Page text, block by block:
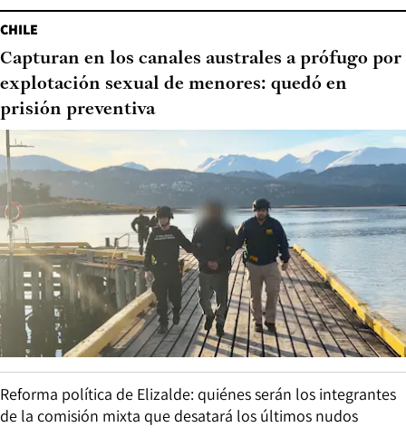
CHILE
Capturan en los canales australes a prófugo por
explotación sexual de menores: quedó en
prisión preventiva
Reforma política de Elizalde: quiénes serán los integrantes
de la comisión mixta que desatará los últimos nudos